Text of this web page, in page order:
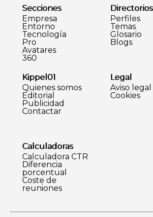
Secciones
Empresa
Entorno
Tecnología
Pro
Avatares
360
Directorios
Perfiles
Temas
Glosario
Blogs
Kippel01
Quienes somos
Editorial
Publicidad
Contactar
Legal
Aviso legal
Cookies
Calculadoras
Calculadora CTR
Diferencia
porcentual
Coste de
reuniones